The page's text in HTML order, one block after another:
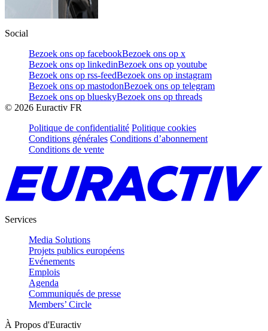
Social
Bezoek ons op facebookBezoek ons op x
Bezoek ons op linkedinBezoek ons op youtube
Bezoek ons op rss-feedBezoek ons op instagram
Bezoek ons op mastodonBezoek ons op telegram
Bezoek ons op blueskyBezoek ons op threads
© 2026 Euractiv FR
Politique de confidentialité Politique cookies
Conditions générales Conditions d’abonnement
Conditions de vente
Services
Media Solutions
Projets publics européens
Evénements
Emplois
Agenda
Communiqués de presse
Members’ Circle
À Propos d'Euractiv